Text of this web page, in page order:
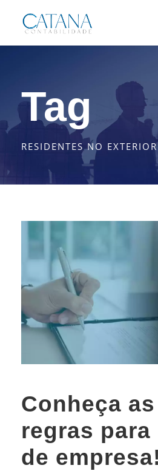
Tag
RESIDENTES NO EXTERIOR
Conheça
regras
de empresa!